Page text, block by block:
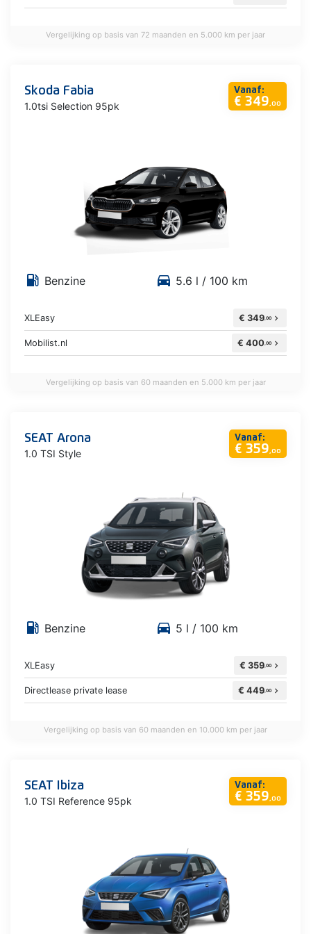
Vergelijking op basis van 72 maanden en 5.000 km per jaar
Vanaf:
€ 349,00
Skoda Fabia
1.0tsi Selection 95pk
local_gas_station Benzine directions_car 5.6 l / 100 km
XLEasy € 349,00 chevron_right
Mobilist.nl € 400,00 chevron_right
Vergelijking op basis van 60 maanden en 5.000 km per jaar
Vanaf:
€ 359,00
SEAT Arona
1.0 TSI Style
local_gas_station Benzine directions_car 5 l / 100 km
XLEasy € 359,00 chevron_right
Directlease private lease € 449,00 chevron_right
Vergelijking op basis van 60 maanden en 10.000 km per jaar
Vanaf:
€ 359,00
SEAT Ibiza
1.0 TSI Reference 95pk